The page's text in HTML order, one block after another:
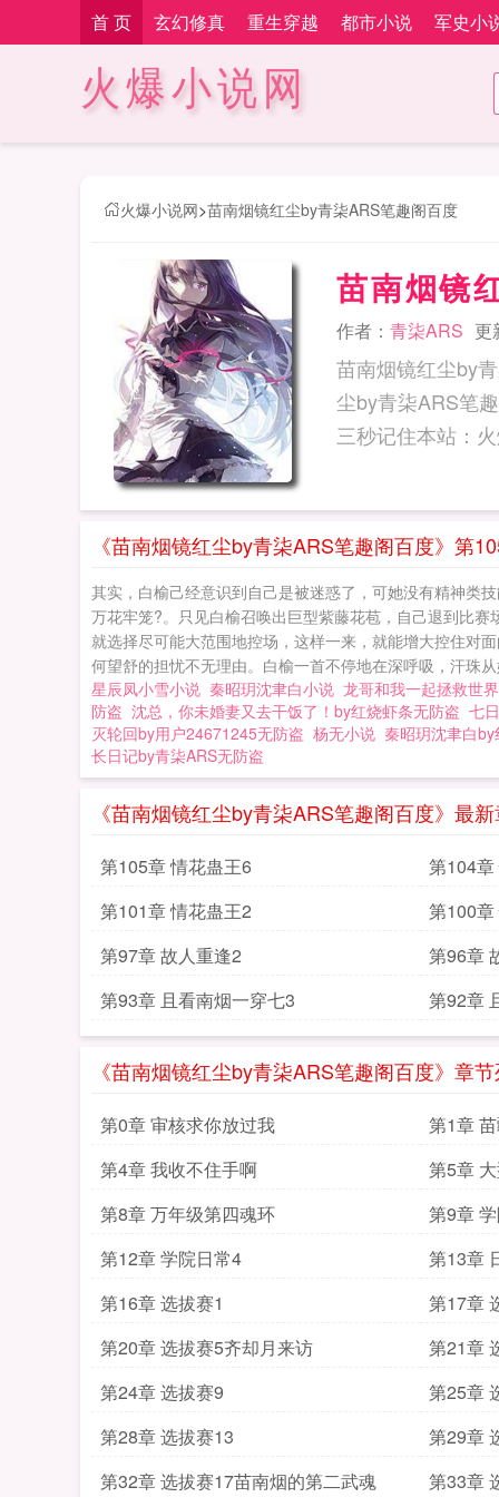
首 页 玄幻修真 重生穿越 都市小说 军史小
火爆小说网
火爆小说网>苗南烟镜红尘by青柒ARS笔趣阁百度
苗南烟镜
作者： 青柒ARS 更
苗南烟镜红尘by
尘by青柒ARS笔
《苗南烟镜红尘by青柒ARS笔趣阁百度》第
其实，白榆己经意识到自己是被迷惑了，可她没有精神类
万花牢笼?。只见白榆召唤出巨型紫藤花苞，自己退到比
就选择尽可能大范围地控场，这样一来，就能增大控住对
何望舒的担忧不无理由。白榆一首不停地在深呼吸，汗珠
星辰凤小雪小说 秦昭玥沈聿白小说 龙哥和我一起拯救世
防盗 沈总，你未婚妻又去干饭了！by红烧虾条无防盗 七
灭轮回by用户24671245无防盗 杨无小说 秦昭玥沈聿白
长日记by青柒ARS无防盗
《苗南烟镜红尘by青柒ARS笔趣阁百度》最
第105章 情花蛊王6
第104
第101章 情花蛊王2
第100
第97章 故人重逢2
第96章
第93章 且看南烟一穿七3
第92章
《苗南烟镜红尘by青柒ARS笔趣阁百度》章
第0章 审核求你放过我
第1章
第4章 我收不住手啊
第5章
第8章 万年级第四魂环
第9章
第12章 学院日常4
第13章
第16章 选拔赛1
第17章
第20章 选拔赛5齐却月来访
第21章
第24章 选拔赛9
第25章
第28章 选拔赛13
第29章
第32章 选拔赛17苗南烟的第二武魂
第33章